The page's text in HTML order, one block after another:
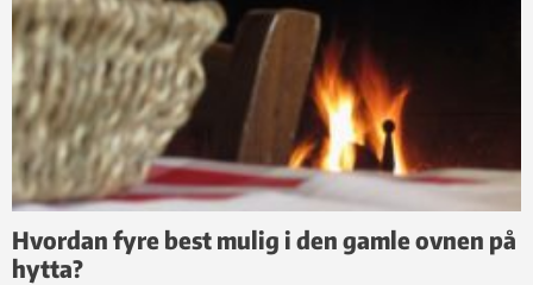
Hvordan fyre best mulig i den gamle ovnen på
hytta?